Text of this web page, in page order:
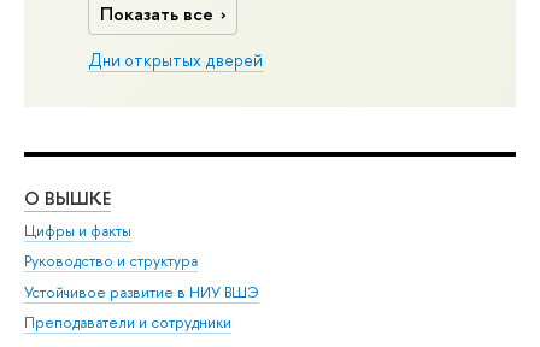
Показать все
Дни открытых дверей
О ВЫШКЕ
Цифры и факты
Руководство и структура
Устойчивое развитие в НИУ ВШЭ
Преподаватели и сотрудники